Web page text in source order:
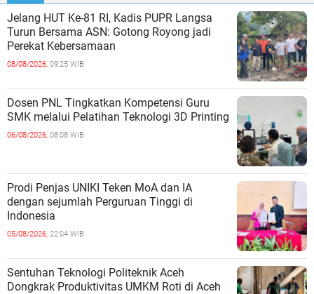
Jelang HUT Ke-81 RI, Kadis PUPR Langsa
Turun Bersama ASN: Gotong Royong jadi
Perekat Kebersamaan
08/08/2026, 09:25 WIB
Dosen PNL Tingkatkan Kompetensi Guru
SMK melalui Pelatihan Teknologi 3D Printing
06/08/2026, 08:08 WIB
Prodi Penjas UNIKI Teken MoA dan IA
dengan sejumlah Perguruan Tinggi di
Indonesia
05/08/2026, 22:04 WIB
Sentuhan Teknologi Politeknik Aceh
Dongkrak Produktivitas UMKM Roti di Aceh